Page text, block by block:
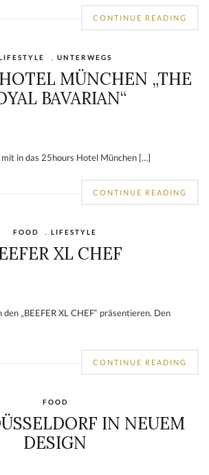
CONTINUE READING
UNTERWEGS
MÜNCHEN „THE
BAVARIAN“
in das 25hours Hotel München […]
CONTINUE READING
FOOD LIFESTYLE
XL CHEF
„BEEFER XL CHEF“ präsentieren. Den
CONTINUE READING
FOOD
IN NEUEM
DESIGN